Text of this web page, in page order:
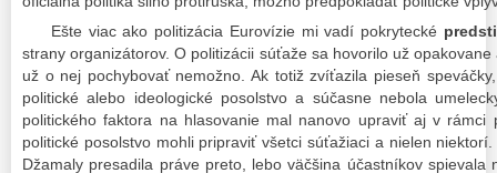
Ešte viac ako politizácia Eurovízie mi vadí pokrytecké
strany organizátorov. O politizácii súťaže sa hovorilo už
už o nej pochybovať nemožno. Ak totiž zvíťazila pieseň
politické alebo ideologické posolstvo a súčasne nebola
politického faktora na hlasovanie mal nanovo upraviť aj v rámci
politické posolstvo mohli pripraviť všetci súťažiaci a nielen
Džamaly presadila práve preto, lebo väčšina účastníkov spievala